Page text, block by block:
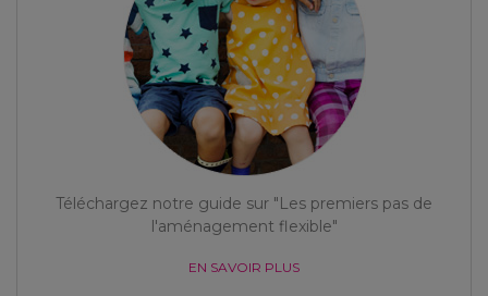
Téléchargez notre guide sur "Les premiers pas de
l'aménagement flexible"
EN SAVOIR PLUS